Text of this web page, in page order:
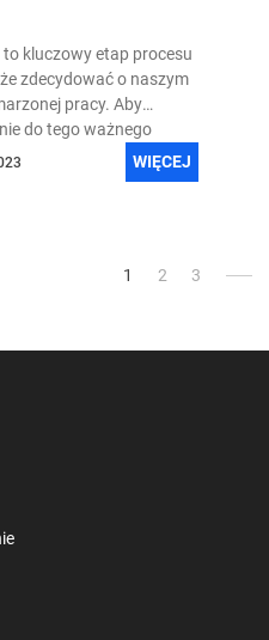
kluczowy etap procesu
zdecydować o naszym
pracy. Aby
do tego ważnego
WIĘCEJ
1 2 3